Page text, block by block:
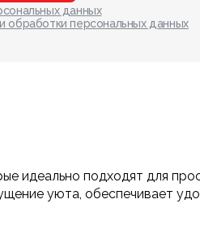
данных
обработки персональных данных
идеально подходят для
уюта, обеспечивает